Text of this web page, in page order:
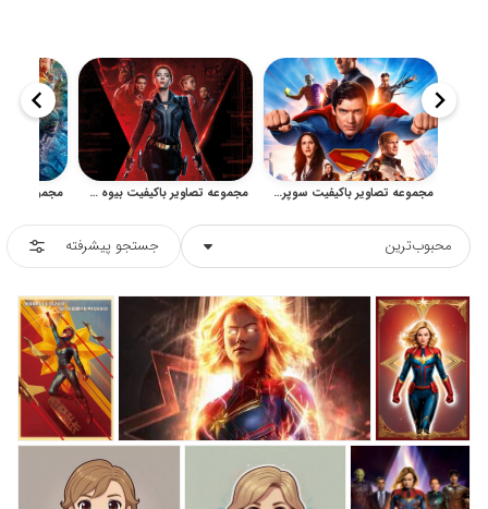
مجموعه تصاویر باکیفیت سوپرمن و قهرمانان فانتزی برای چاپ و طراحی مجموعه تصاویر باکیفیت بیوه سیاه برای طراحی و چاپ
محبوب‌ترین جستجو پیشرفته